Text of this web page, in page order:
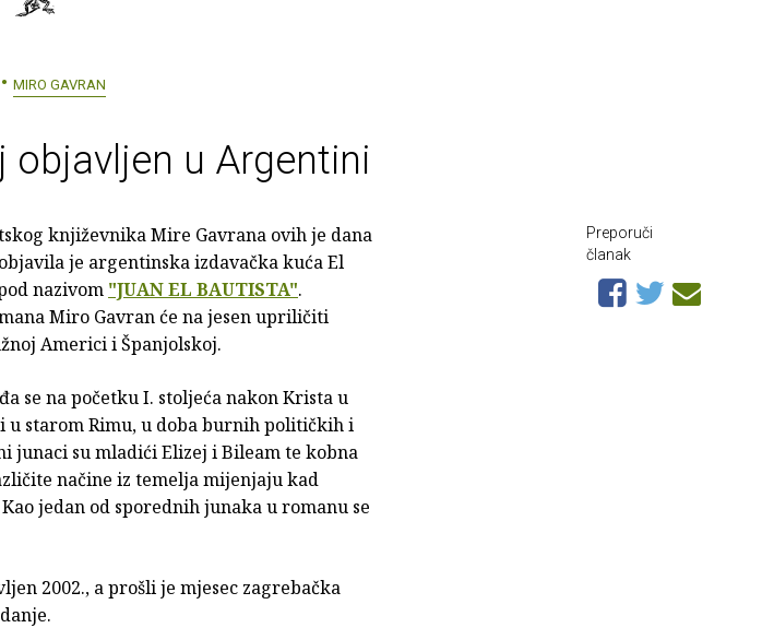
MIRO GAVRAN
objavljen u Argentini
književnika Mire Gavrana ovih je dana
je argentinska izdavačka kuća El
nazivom "JUAN EL BAUTISTA".
Miro Gavran će na jesen upriličiti
Americi i Španjolskoj.
se na početku I. stoljeća nakon Krista u
u starom Rimu, u doba burnih političkih i
junaci su mladići Elizej i Bileam te kobna
načine iz temelja mijenjaju kad
jedan od sporednih junaka u romanu se
2002., a prošli je mjesec zagrebačka
Preporuči
članak